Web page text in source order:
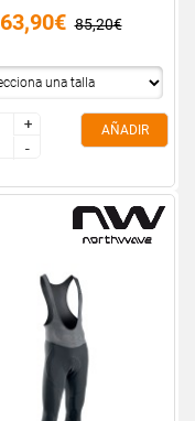
63,90€ 85,20€
+
-
+
-
AÑADIR